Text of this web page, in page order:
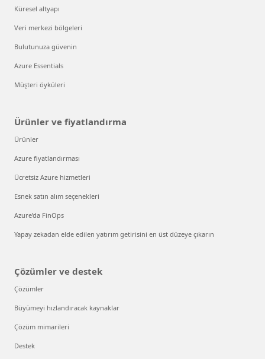
Küresel altyapı
Veri merkezi bölgeleri
Bulutunuza güvenin
Azure Essentials
Müşteri öyküleri
Ürünler ve fiyatlandırma
Ürünler
Azure fiyatlandırması
Ücretsiz Azure hizmetleri
Esnek satın alım seçenekleri
Azure’da FinOps
Yapay zekadan elde edilen yatırım getirisini en üst düzeye çıkarın
Çözümler ve destek
Çözümler
Büyümeyi hızlandıracak kaynaklar
Çözüm mimarileri
Destek